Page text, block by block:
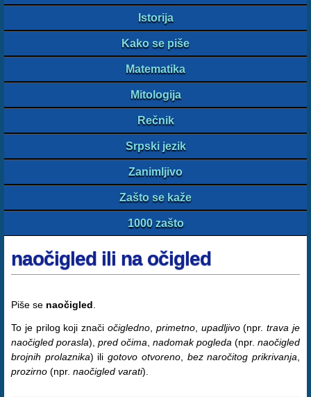
Istorija
Kako se piše
Matematika
Mitologija
Rečnik
Srpski jezik
Zanimljivo
Zašto se kaže
1000 zašto
naočigled ili na očigled
Piše se naočigled
To je prilog koji znači očigledno primetno, upadljivo(npr.trava je
naočigled porasla), pred očima nadomak pogleda (npr. naočigled
brojnih prolaznika) iligotovo otvoreno, bez naročitog prikrivanja
prozirno (npr. naočigled varati).